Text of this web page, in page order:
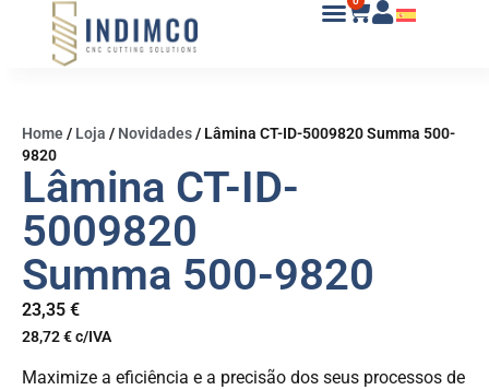
Home/ Loja / Novidades/ Lâmina CT-ID-5009820 Summa 500-
9820
Lâmina CT-ID-
5009820
Summa 500-9820
23,35 €
28,72€c/IVA
Maximize a eficiência e a precisão dos seus processos de